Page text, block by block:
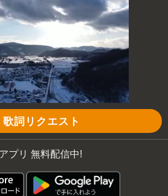
歌詞リクエスト
プリ 無料配信中!